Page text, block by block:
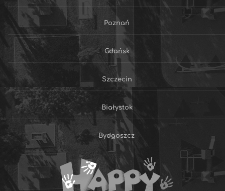
Poznań
Gdańsk
Szczecin
Białystok
Bydgoszcz